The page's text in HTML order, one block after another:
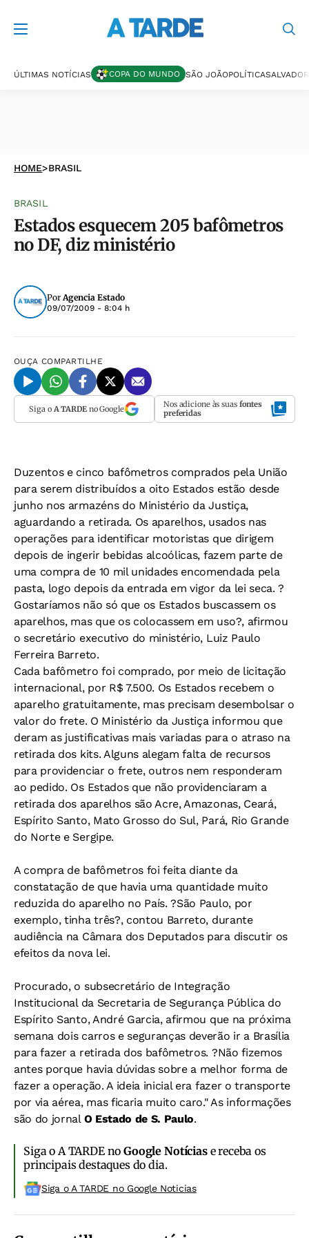
ÚLTIMAS NOTÍCIAS COPA DO MUNDO SÃO JOÃOPOLÍTICASALVADOR
HOME>BRASIL
BRASIL
Estados esquecem 205 bafômetros
no DF, diz ministério
PorAgencia Estado
09/07/2009 - 8:04 h
OUÇA COMPARTILHE
Siga o A TARDEno Google Nos adicione às suas fontes
preferidas
Duzentos e cinco bafômetros comprados pela União
para serem distribuídos a oito Estados estão desde
junho nos armazéns do Ministério da Justiça,
aguardando a retirada. Os aparelhos, usados nas
operações para identificar motoristas que dirigem
depois de ingerir bebidas alcoólicas, fazem parte de
uma compra de 10 mil unidades encomendada pela
pasta, logo depois da entrada em vigor da lei seca. ?
Gostaríamos não só que os Estados buscassem os
aparelhos, mas que os colocassem em uso?, afirmou
o secretário executivo do ministério, Luiz Paulo
Ferreira Barreto.
Cada bafômetro foi comprado, por meio de licitação
internacional, por R$ 7.500. Os Estados recebem o
aparelho gratuitamente, mas precisam desembolsar o
valor do frete. O Ministério da Justiça informou que
deram as justificativas mais variadas para o atraso na
retirada dos kits. Alguns alegam falta de recursos
para providenciar o frete, outros nem responderam
ao pedido. Os Estados que não providenciaram a
retirada dos aparelhos são Acre, Amazonas, Ceará,
Espírito Santo, Mato Grosso do Sul, Pará, Rio Grande
do Norte e Sergipe.
A compra de bafômetros foi feita diante da
constatação de que havia uma quantidade muito
reduzida do aparelho no País. ?São Paulo, por
exemplo, tinha três?, contou Barreto, durante
audiência na Câmara dos Deputados para discutir os
efeitos da nova lei.
Procurado, o subsecretário de Integração
Institucional da Secretaria de Segurança Pública do
Espírito Santo, André Garcia, afirmou que na próxima
semana dois carros e seguranças deverão ir a Brasília
para fazer a retirada dos bafômetros. ?Não fizemos
antes porque havia dúvidas sobre a melhor forma de
fazer a operação. A ideia inicial era fazer o transporte
por via aérea, mas ficaria muito caro." As informações
são do jornal O Estado de S. Paulo.
Siga o A TARDE noGoogle Notíciase receba os
principais destaques do dia.
Siga o A TARDE no Google Noticias